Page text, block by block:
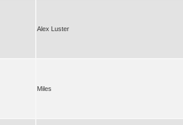
Alex Luster
Miles